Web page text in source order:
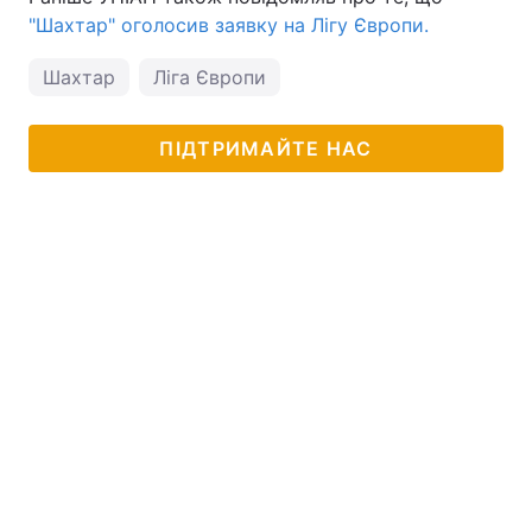
"Шахтар" оголосив заявку на Лігу Європи.
Шахтар Ліга Європи
ПІДТРИМАЙТЕ НАС